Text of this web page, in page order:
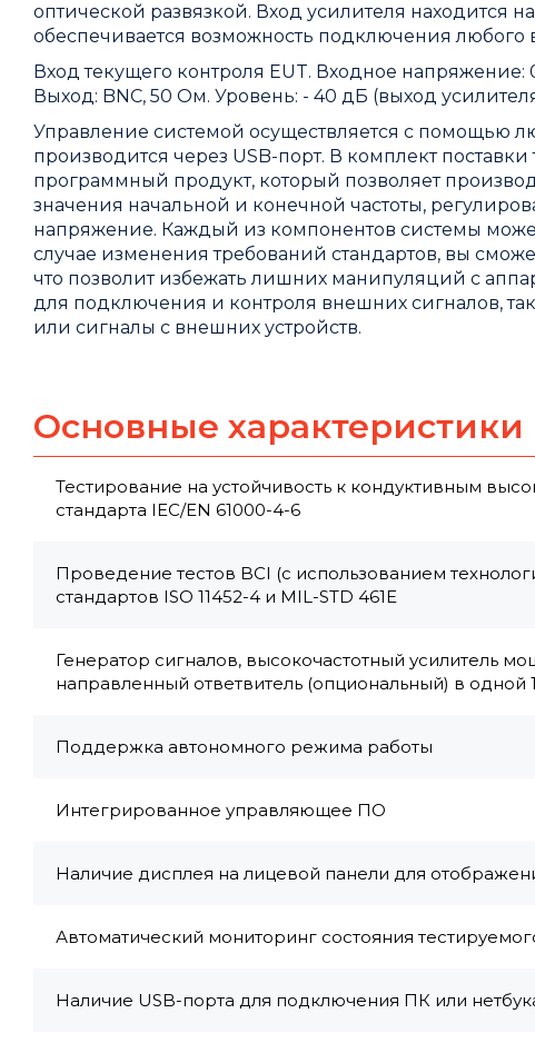
оптической развязкой. Вход усилителя находится
обеспечивается возможность подключения любого
Вход текущего контроля EUT. Входное
Выход: BNC, 50 Ом. Уровень: - 40 дБ (выход
Управление системой осуществляется с помощью
производится через USB-порт. В комплект
программный продукт, который позволяет
значения начальной и конечной частоты,
напряжение. Каждый из компонентов системы
случае изменения требований стандартов, вы
что позволит избежать лишних манипуляций с
для подключения и контроля внешних сигналов,
или сигналы с внешних устройств.
Основные характеристики
Тестирование на устойчивость к кондуктивным
стандарта IEC/EN 61000-4-6
Проведение тестов BCI (с использованием
стандартов ISO 11452-4 и MIL-STD 461E
Генератор сигналов, высокочастотный усилитель
направленный ответвитель (опциональный) в одной
Поддержка автономного режима работы
Интегрированное управляющее ПО
Наличие дисплея на лицевой панели для
Автоматический мониторинг состояния
Наличие USB-порта для подключения ПК или